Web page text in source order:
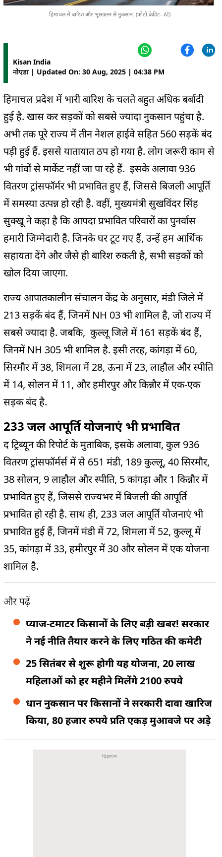
हिमाचल में बारिश और भूस्खलन से नुकसान. (फोटो क्रेडिट- AI)
Kisan India
नोएडा | Updated On: 30 Aug, 2025 | 04:38 PM
हिमाचल प्रदेश में भारी बारिश के चलते बहुत अधिक बर्बादी
हुई है. खास कर सड़कों को सबसे ज्यादा नुकसान पहुंचा है.
अभी तक पूरे राज्य में तीन नेशल हाईवे सहित 560 सड़कें बंद
पड़ी हुई हैं. इससे यातायात ठप हो गया है. लोग जरूरी काम से
भी गांवों से मार्केट नहीं जा पा रहे हैं. इसके अलावा 936
वितरण ट्रांसफॉर्मर भी प्रभावित हुए हैं, जिससे बिजली आपूर्ति
में समस्या उत्पन्न हो रही है. वहीं, मुख्यमंत्री सुखविंदर सिंह
सुक्खू ने कहा है कि आपदा प्रभावित परिवारों का पुनर्वास
हमारी जिम्मेदारी है. जिनके घर टूट गए हैं, उन्हें हम आर्थिक
सहायता देंगे और जैसे ही बारिश रुकती है, सभी सड़कों को
खोल दिया जाएगा.
राज्य आपातकालीन संचालन केंद्र के अनुसार, मंडी जिले में
213 सड़कें बंद हैं, जिनमें NH 03 भी शामिल है, जो राज्य में
सबसे ज्यादा है. जबकि, कुल्लू जिले में 161 सड़कें बंद हैं,
जिनमें NH 305 भी शामिल है. इसी तरह, कांगड़ा में 60,
सिरमौर में 38, शिमला में 28, ऊना में 23, लाहौल और स्पीति
में 14, सोलन में 11, और हमीरपुर और किन्नौर में एक-एक
सड़क बंद है.
233 जल आपूर्ति योजनाएं भी प्रभावित
द ट्रिब्यून की रिपोर्ट के मुताबिक, इसके अलावा, कुल 936
वितरण ट्रांसफॉर्मर्स में से 651 मंडी, 189 कुल्लू, 40 सिरमौर,
38 सोलन, 9 लाहौल और स्पीति, 5 कांगड़ा और 1 किन्नौर में
प्रभावित हुए हैं, जिससे राज्यभर में बिजली की आपूर्ति
प्रभावित हो रही है. साथ ही, 233 जल आपूर्ति योजनाएं भी
प्रभावित हुई हैं, जिनमें मंडी में 72, शिमला में 52, कुल्लू में
35, कांगड़ा में 33, हमीरपुर में 30 और सोलन में एक योजना
शामिल है.
और पढ़ें
प्याज-टमाटर किसानों के लिए बड़ी खबर! सरकार
ने नई नीति तैयार करने के लिए गठित की कमेटी
25 सितंबर से शुरू होगी यह योजना, 20 लाख
महिलाओं को हर महीने मिलेंगे 2100 रुपये
धान नुकसान पर किसानों ने सरकारी दावा खारिज
किया, 80 हजार रुपये प्रति एकड़ मुआवजे पर अड़े